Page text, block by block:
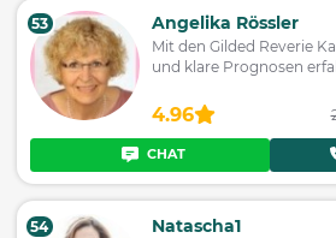
53 Angelika Rössler
Mit den Gilded Reverie
und klare Prognosen
4.96
CHAT
54 Natascha1